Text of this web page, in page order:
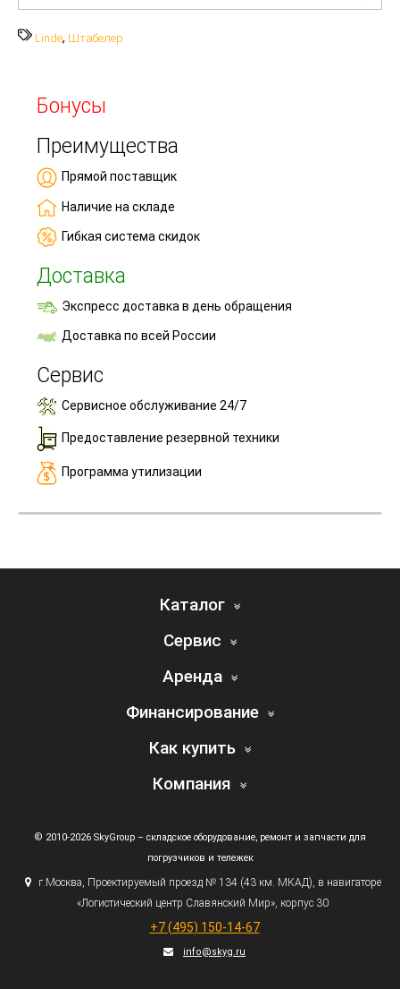
Linde, Штабелер
Бонусы
Преимущества
Прямой поставщик
Наличие на складе
Гибкая система скидок
Доставка
Экспресс доставка в день обращения
Доставка по всей России
Сервис
Сервисное обслуживание 24/7
Предоставление резервной техники
Программа утилизации
Каталог
Сервис
Аренда
Финансирование
Как купить
Компания
© 2010-2026 SkyGroup – складское оборудование, ремонт и запчасти для
погрузчиков и тележек
г. Москва, Проектируемый проезд № 134 (43км. МКАД), в навигаторе
«Логистический центр Славянский Мир», корпус 30
+7 (495) 150-14-67
info@skyg.ru